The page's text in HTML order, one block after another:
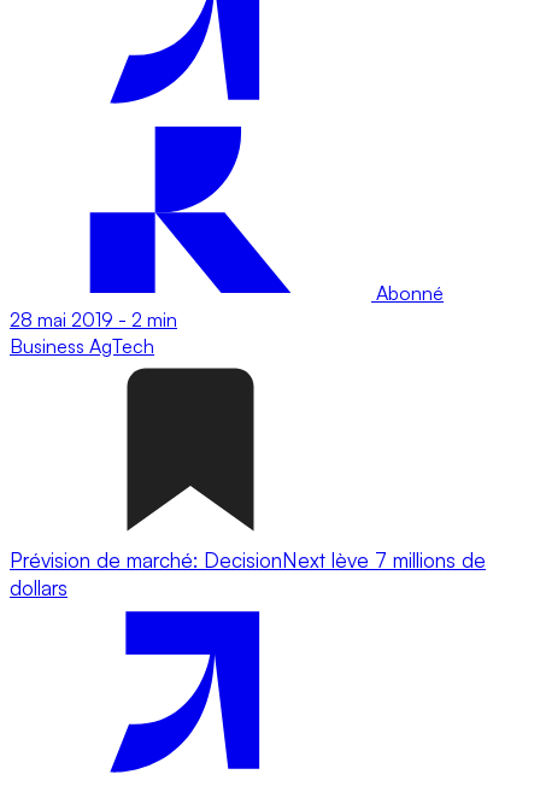
Abonné
28 mai 2019 - 2 min
Business AgTech
Prévision de marché: DecisionNext lève 7 millions de
dollars